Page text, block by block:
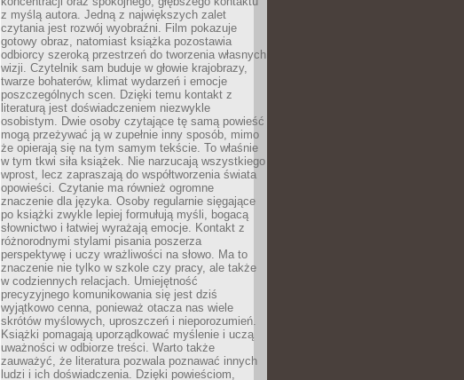
z myślą autora. Jedną z największych zalet
czytania jest rozwój wyobraźni. Film pokazuje
gotowy obraz, natomiast książka pozostawia
odbiorcy szeroką przestrzeń do tworzenia własnych
wizji. Czytelnik sam buduje w głowie krajobrazy,
twarze bohaterów, klimat wydarzeń i emocje
poszczególnych scen. Dzięki temu kontakt z
literaturą jest doświadczeniem niezwykle
osobistym. Dwie osoby czytające tę samą powieść
mogą przeżywać ją w zupełnie inny sposób, mimo
że opierają się na tym samym tekście. To właśnie
w tym tkwi siła książek. Nie narzucają wszystkiego
wprost, lecz zapraszają do współtworzenia świata
opowieści. Czytanie ma również ogromne
znaczenie dla języka. Osoby regularnie sięgające
po książki zwykle lepiej formułują myśli, bogacą
słownictwo i łatwiej wyrażają emocje. Kontakt z
różnorodnymi stylami pisania poszerza
perspektywę i uczy wrażliwości na słowo. Ma to
znaczenie nie tylko w szkole czy pracy, ale także
w codziennych relacjach. Umiejętność
precyzyjnego komunikowania się jest dziś
wyjątkowo cenna, ponieważ otacza nas wiele
skrótów myślowych, uproszczeń i nieporozumień.
Książki pomagają uporządkować myślenie i uczą
uważności w odbiorze treści. Warto także
zauważyć, że literatura pozwala poznawać innych
ludzi i ich doświadczenia. Dzięki powieściom,